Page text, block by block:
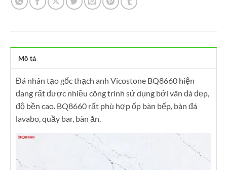
Mô tả
Đá nhân tạo gốc thạch anh Vicostone BQ8660 hiện
đang rất được nhiều công trình sử dụng bởi vân đá đẹp,
độ bền cao. BQ8660 rất phù hợp ốp bàn bếp, bàn đá
lavabo, quầy bar, bàn ăn.